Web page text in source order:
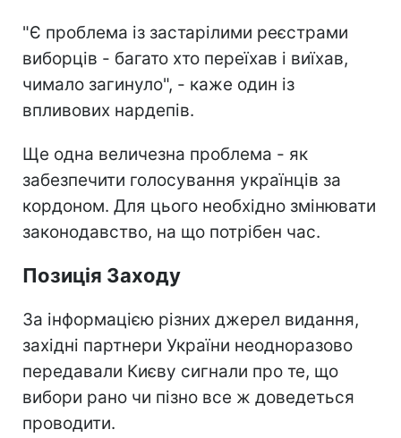
"Є проблема із застарілими реєстрами
виборців - багато хто переїхав і виїхав,
чимало загинуло", - каже один із
впливових нардепів.
Ще одна величезна проблема - як
забезпечити голосування українців за
кордоном. Для цього необхідно змінювати
законодавство, на що потрібен час.
Позиція Заходу
За інформацією різних джерел видання,
західні партнери України неодноразово
передавали Києву сигнали про те, що
вибори рано чи пізно все ж доведеться
проводити.